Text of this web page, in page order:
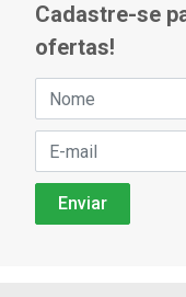
Cadastre-se
ofertas!